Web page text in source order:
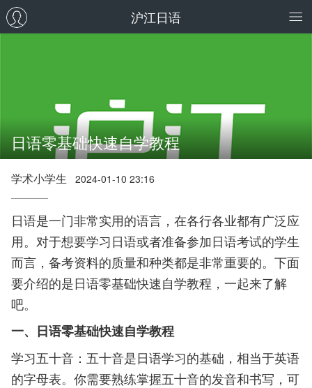
沪江日语
日语零基础快速自学教程
学术小学生 2024-01-10 23:16
日语是一门非常实用的语言，在各行各业都有广泛应
用。对于想要学习日语或者准备参加日语考试的学生
而言，备考资料的质量和种类都是非常重要的。下面
要介绍的是日语零基础快速自学教程，一起来了解
吧。
一、日语零基础快速自学教程
学习五十音：五十音是日语学习的基础，相当于英语
的字母表。你需要熟练掌握五十音的发音和书写，可